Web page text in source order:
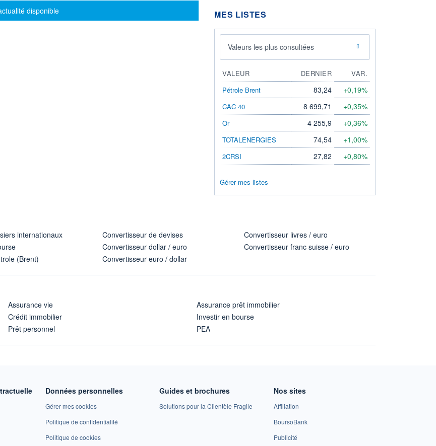
d'information
disponible MES LISTES
Valeurs les plus consultées
VALEUR DERNIER
VAR.
Pétrole Brent
83,24 +0,19%
CAC 40 8 699,71 +0,35%
Or 4 255,9 +0,36%
TOTALENERGIES 74,54 +1,00%
2CRSI 27,82 +0,80%
Gérer mes listes
internationaux
(Brent)
Convertisseur de devises
Convertisseur dollar / euro
Convertisseur euro / dollar
Convertisseur livres / euro
Convertisseur franc suisse / euro
Assurance vie
Crédit immobilier
Prêt personnel
Assurance prêt immobilier
Investir en bourse
PEA
Données personnelles
Gérer mes cookies
Politique de confidentialité
Politique de cookies
Guides et brochures
Solutions pour la Clientèle Fragile
Nos sites
Affiliation
BoursoBank
Publicité